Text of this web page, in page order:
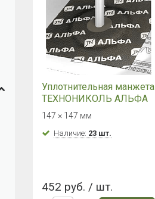
Уплотнительная манжета
ТЕХНОНИКОЛЬ АЛЬФА
ПРОТЕКТ L
147 × 147 мм
Наличие: 23 шт.
452 руб. / шт.